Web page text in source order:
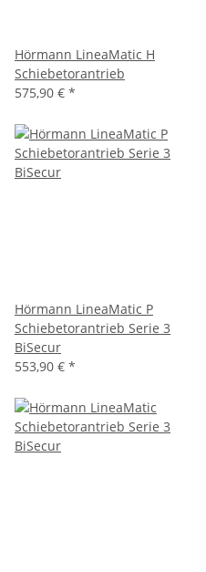
Hörmann LineaMatic H
Schiebetorantrieb
575,90 € *
Hörmann LineaMatic P
Schiebetorantrieb Serie 3
BiSecur
553,90 € *